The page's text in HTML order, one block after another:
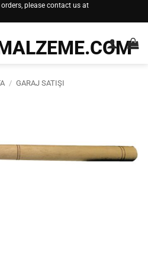
please contact us at
/ GARAJ SATIŞI